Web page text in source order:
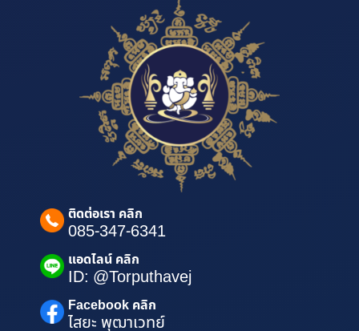
ติดต่อเรา คลิก
085-347-6341
แอดไลน์ คลิก
ID: @Torputhavej
Facebook คลิก
ไสยะ พุฒาเวทย์